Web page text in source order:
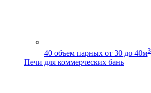
40 объем парных от 30 до 40м3
Печи для коммерческих бань